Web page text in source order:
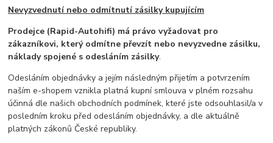
Nevyzvednutí nebo odmítnutí zásilky kupujícím
Prodejce (Rapid-Autohifi) má právo vyžadovat pro
zákazníkovi, který odmítne převzít nebo nevyzvedne zásilku,
náklady spojené s odesláním zásilky.
Odesláním objednávky a jejím následným přijetím a potvrzením
naším e-shopem vznikla platná kupní smlouva v plném rozsahu
účinná dle našich obchodních podmínek, které jste odsouhlasil/a v
posledním kroku před odesláním objednávky, a dle aktuálně
platných zákonů České republiky.